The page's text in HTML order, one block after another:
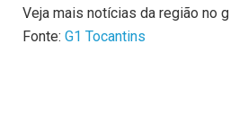
Veja mais notícias da região no
Fonte: G1 Tocantins